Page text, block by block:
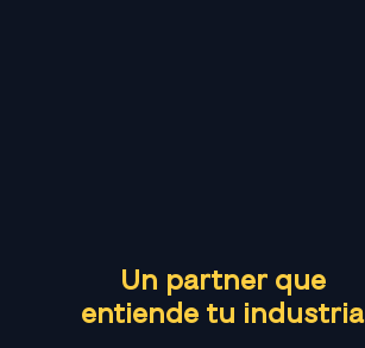
Un partner que
entiende tu industria